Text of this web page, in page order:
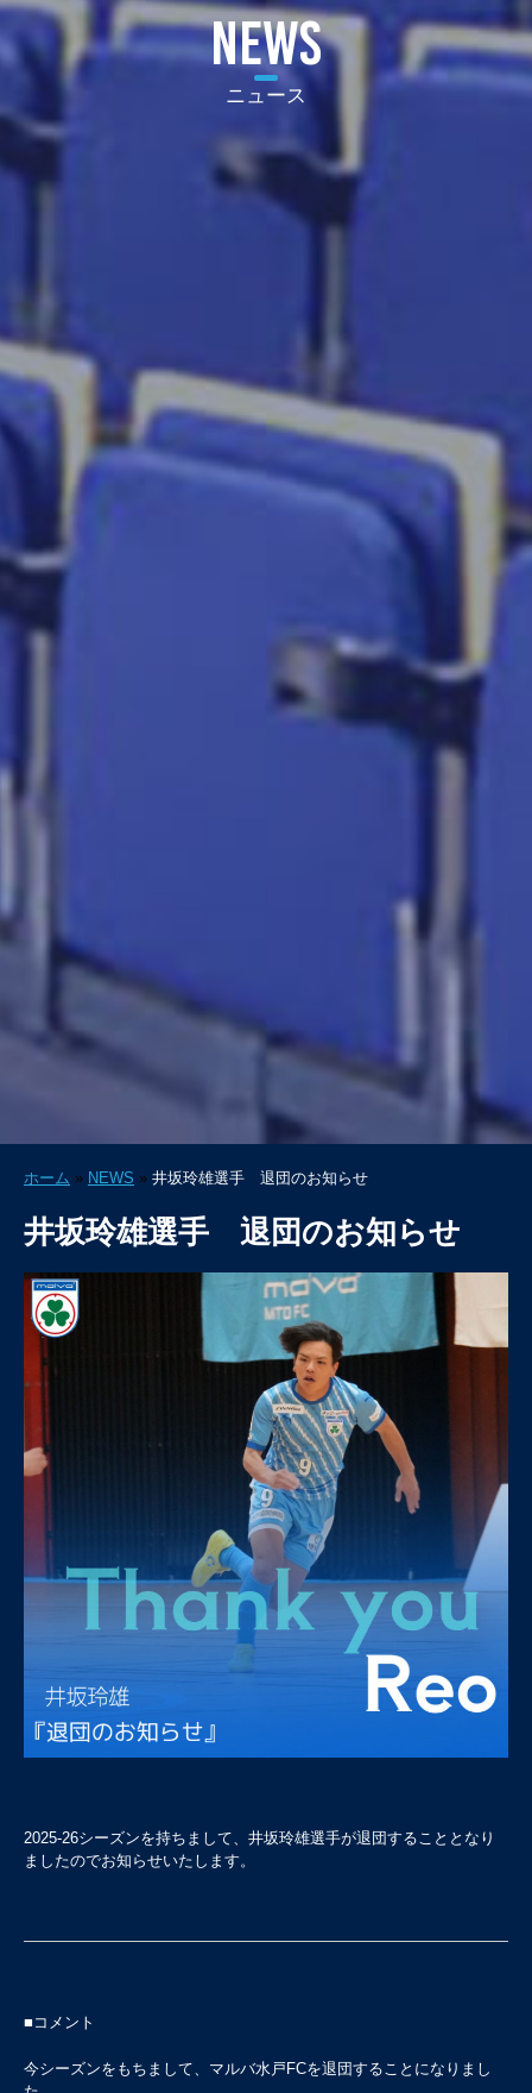
NEWS
ニュース
ホーム » NEWS » 井坂玲雄選手 退団のお知らせ
井坂玲雄選手 退団のお知らせ
2025-26シーズンを持ちまして、井坂玲雄選手が退団することとなり
ましたのでお知らせいたします。
■コメント
今シーズンをもちまして、マルバ水戸FCを退団することになりまし